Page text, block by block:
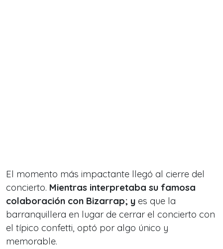
El momento más impactante llegó al cierre del
concierto. Mientras interpretaba su famosa
colaboración con Bizarrap; y es que la
barranquillera en lugar de cerrar el concierto con
el típico confetti, optó por algo único y
memorable.